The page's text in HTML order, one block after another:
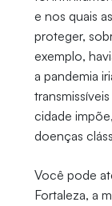
e nos quais
proteger,
exemplo,
a pandemia
cidade
doenças
Você pode
Fortaleza, a